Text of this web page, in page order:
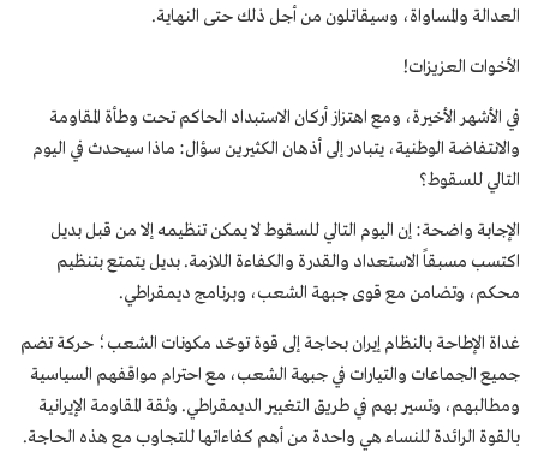
العدالة والمساواة، وسيقاتلون من أجل ذلك حتى النهاية.
الأخوات العزيزات!
في الأشهر الأخيرة، ومع اهتزاز أركان الاستبداد الحاكم تحت وطأة المقاومة
والانتفاضة الوطنية، يتبادر إلى أذهان الكثيرين سؤال: ماذا سيحدث في اليوم
التالي للسقوط؟
الإجابة واضحة: إن اليوم التالي للسقوط لا يمكن تنظيمه إلا من قبل بديل
اكتسب مسبقاً الاستعداد والقدرة والكفاءة اللازمة. بديل يتمتع بتنظيم
محكم، وتضامن مع قوى جبهة الشعب، وبرنامج ديمقراطي.
غداة الإطاحة بالنظام إيران بحاجة إلى قوة توحّد مكونات الشعب؛ حركة تضم
جميع الجماعات والتيارات في جبهة الشعب، مع احترام مواقفهم السياسية
ومطالبهم، وتسير بهم في طريق التغيير الديمقراطي. وثقة المقاومة الإيرانية
بالقوة الرائدة للنساء هي واحدة من أهم كفاءاتها للتجاوب مع هذه الحاجة.